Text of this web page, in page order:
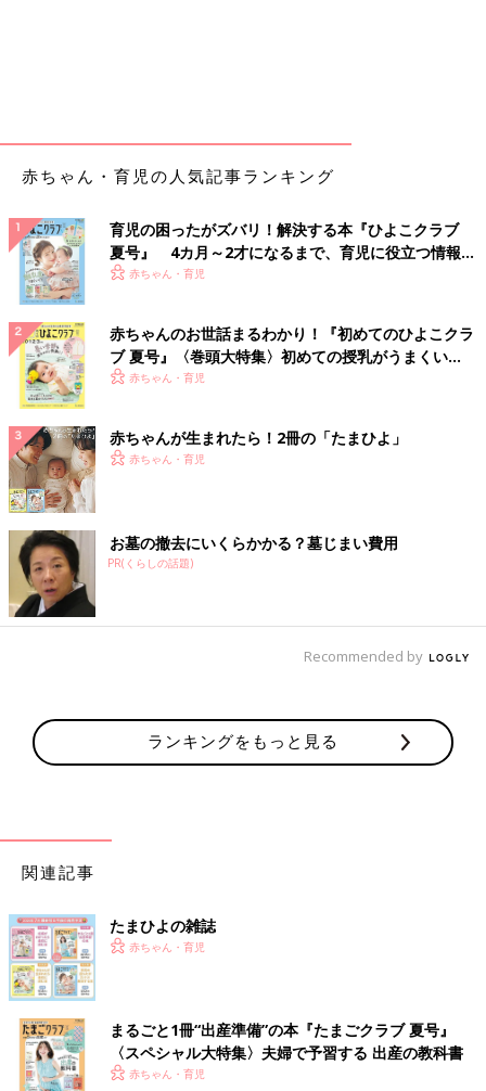
げるといいでしょう。
Ｑ 季節の変わり目の体調管理の注意点は？
子）
Ａ 生活リズムを崩さないこと。週末も平日と同じサイクルで
体調管理で大切なのは、生活リズムを崩さないこと。週末はゆっ
くり寝ていたいものですが、平日と同じように起き、いつもの時
間帯にお昼寝できるよう心がけて。涼しくなってきたからと、お
出かけに連れ回さず、十分な休養をとることも大切。外遊びも、
ウイルスなどに感染しやすい人込みは避け、公園などで遊ぶほう
がおすすめです。
夏～秋 赤ちゃんの水分補給と離乳食について教え
て！
赤ちゃんは基本的に、大人よりも暑がりです。涼しくなってきた
とはいえ、お散歩の後などに汗をかいていることもあるので、マ
マ・パパは様子を見て水分補給をしてあげて。残暑で夏バテのよ
うな症状が見られるときには、離乳食のメニューも栄養価が高く
食べやすいものにしてあげるといいでしょう。
Ｑ まだ暑い時期、お散歩後の授乳は必須？（３ケ月・女の子）
などの危険があるので、注意しなくてはいけません。汗をかいて
いなくても、帰宅後にママが心配なようなら、授乳して様子を見
Ｑ この時期、おっぱい以外の水分補給はどの程度必要？
Ａ 授乳時間でなければ湯冷ましや麦茶を適度にあげて
６ケ月のこの時期は、離乳食をよく食べていても、まだそれだけ
では栄養がたりないので、食後はおっぱいかミルクをあげて。お
出かけやおふろの後で汗をかいた場合、授乳時間にはまだ早いよ
うなら、湯冷ましや麦茶などを飲ませてもいいでしょう。欲しが
るだけ飲ませて問題ありません。
赤ちゃん・育児の人気記事ランキング
育児の困ったがズバリ！解決する本『ひよこクラブ
夏号』 4カ月～2才になるまで、育児に役立つ情報が
いっぱい！
赤ちゃん・育児
赤ちゃんのお世話まるわかり！『初めてのひよこクラ
ブ 夏号』〈巻頭大特集〉初めての授乳がうまくい
く！ おっぱい・ミルクの基本と夏のトラブル 解決テ
赤ちゃん・育児
赤ちゃんが生まれたら！2冊の「たまひよ」
赤ちゃん・育児
お墓の撤去にいくらかかる？墓じまい費用
PR(くらしの話題)
Recommended by
ランキングをもっと見る
関連記事
たまひよの雑誌
赤ちゃん・育児
まるごと1冊“出産準備”の本『たまごクラブ 夏号』
〈スペシャル大特集〉夫婦で予習する 出産の教科書
赤ちゃん・育児